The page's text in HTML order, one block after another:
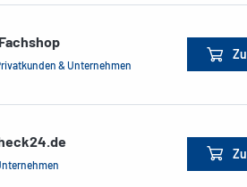
& Unternehmen